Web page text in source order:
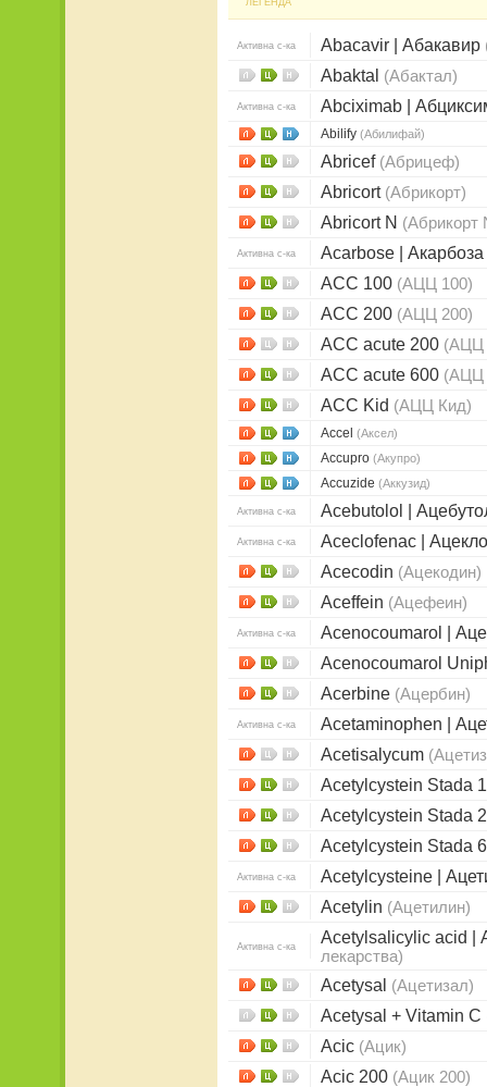
ЛЕГЕНДА
Abacavir | Абакавир
Активна с-ка
Abaktal (Абактал)
Abciximab |
Активна с-ка
Abilify (Абилифай)
Abricef (Абрицеф)
Abricort (Абрикорт)
Abricort N (Абрикорт
Acarbose | Акарбоза
Активна с-ка
ACC 100 (АЦЦ 100)
ACC 200 (АЦЦ 200)
ACC acute 200 (АЦЦ
ACC acute 600 (АЦЦ
ACC Kid (АЦЦ Кид)
Accel (Аксел)
Accupro (Акупро)
Accuzide (Аккузид)
Acebutolol |
Активна с-ка
Aceclofenac |
Активна с-ка
Acecodin (Ацекодин)
Aceffein (Ацефеин)
Acenocoumarol |
Активна с-ка
Acenocoumarol
Acerbine (Ацербин)
Acetaminophen |
Активна с-ка
Acetisalycum
Acetylcystein Stada
Acetylcystein Stada
Acetylcystein Stada
Acetylcysteine |
Активна с-ка
Acetylin (Ацетилин)
Acetylsalicylic acid |
лекарства)
Активна с-ка
Acetysal (Ацетизал)
Acetysal + Vitamin C
Acic (Ацик)
Acic 200 (Ацик 200)